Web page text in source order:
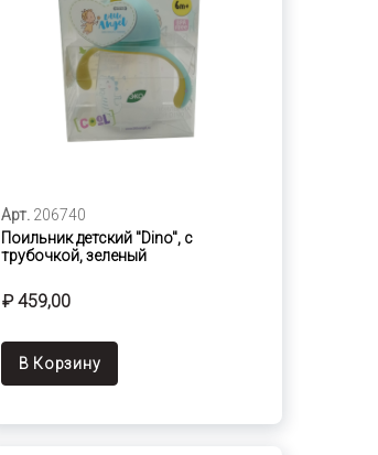
Арт. 206740
Поильник детский "Dino", с
трубочкой, зеленый
₽ 459,00
В Корзину